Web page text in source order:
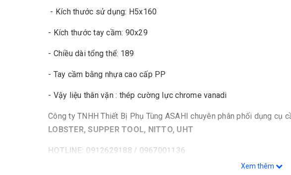
- Kích thước sử dụng: H5x160
- Kích thước tay cầm: 90x29
- Chiều dài tổng thể: 189
- Tay cầm bằng nhựa cao cấp PP
- Vậy liệu thân vặn : thép cường lực chrome vanadi
Công ty TNHH Thiết Bị Phụ Tùng ASAHI chuyên phân phối dụng cụ
LOBSTER, SUPPER TOOL, NITTO, UHT
HOTLINE: 0912629188 / 0967001136
Xem thêm